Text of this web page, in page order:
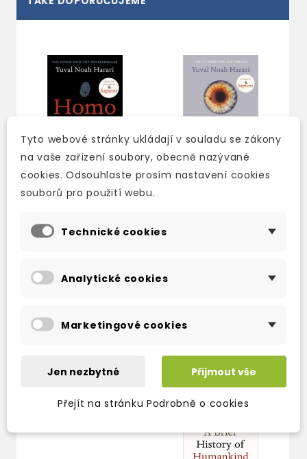
HISTORY OF
expedujeme)
21ST CENTURY
Tyto webové stránky ukládají v souladu se zákony
na vaše zařízení soubory, obecně nazývané
cookies. Odsouhlaste prosím nastavení cookies
souborů pro použití webu.
Technické cookies
Analytické cookies
Marketingové cookies
Jen nezbytné Přijmout vše
Přejít na stránku Podrobně o cookies